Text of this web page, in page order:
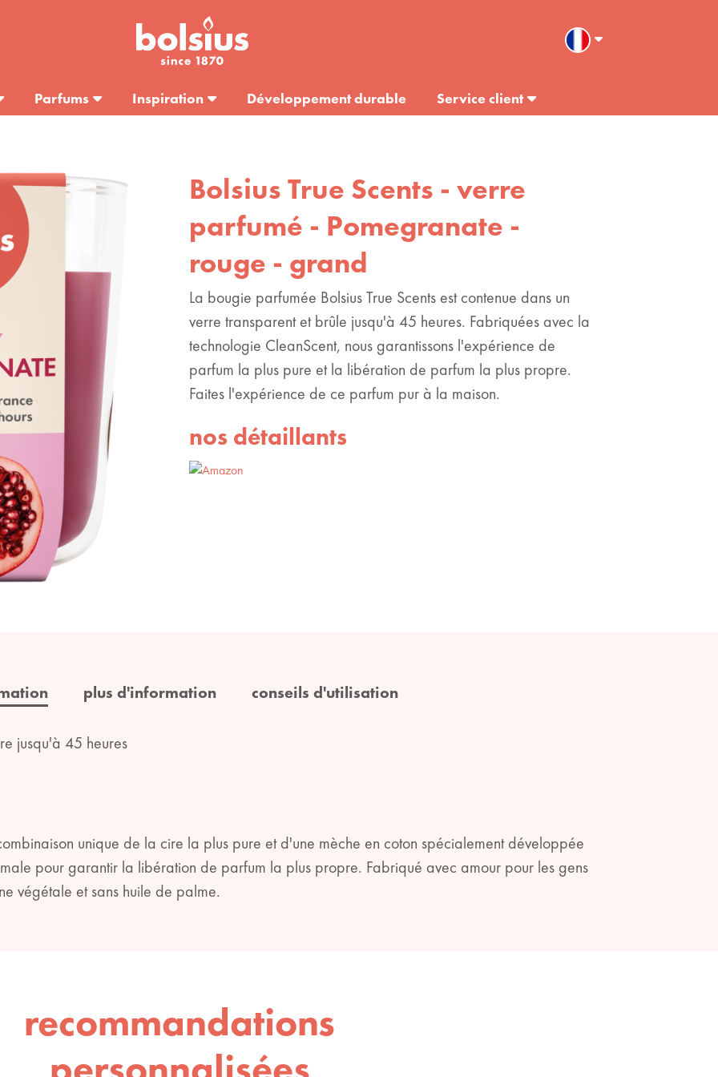
Parfums Inspiration Développement durable Service client
Bolsius True Scents - verre
parfumé - Pomegranate -
rouge - grand
La bougie parfumée Bolsius True Scents est contenue dans un
verre transparent et brûle jusqu'à 45 heures. Fabriquées avec la
technologie CleanScent, nous garantissons l'expérience de
parfum la plus pure et la libération de parfum la plus propre.
Faites l'expérience de ce parfum pur à la maison.
nos détaillants
plus d'information conseils d'utilisation
jusqu'à 45 heures
unique de la cire la plus pure et d'une mèche en coton spécialement développée
pour garantir la libération de parfum la plus propre. Fabriqué avec amour pour les gens
végétale et sans huile de palme.
recommandations